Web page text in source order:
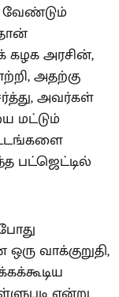
கழக அரசின்,
அதற்கு
அவர்கள்
மட்டும்
பட்ஜெட்டில்
வாக்குறுதி,